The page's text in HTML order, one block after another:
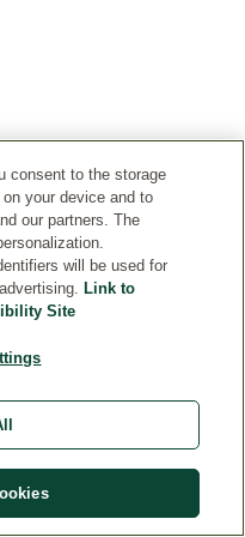
consent to the storage
your device and to
our partners. The
will be used for
Link to
Site